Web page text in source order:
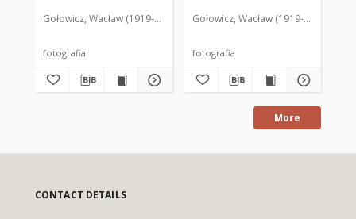
Gołowicz, Wacław (1919-1983). Fot.
fotografia
Gołowicz, Wacław (1919-1983). Fot.
fotografia
More
CONTACT DETAILS